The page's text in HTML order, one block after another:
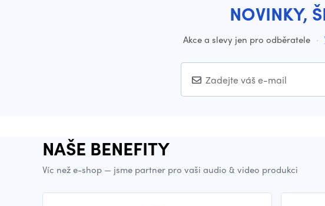
NOVINKY,
Akce a slevy jen pro odběratele ·
NAŠE BENEFITY
Víc než e-shop — jsme partner pro vaši audio & video produkci